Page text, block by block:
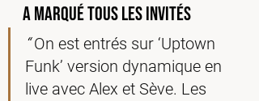
a marqué tous les invités
“ On est entrés sur ‘Uptown
Funk’ version dynamique en
live avec Alex et Sève. Les